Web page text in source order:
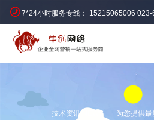
7*24小时服务专线： 15215065006
技术资讯 NEWS 为您提供